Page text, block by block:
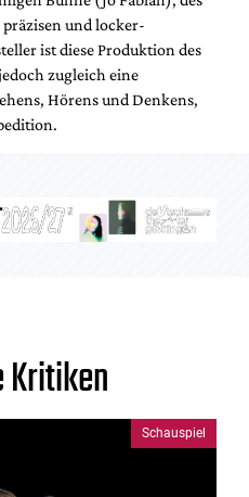
und locker-
ist diese Produktion des
zugleich eine
Hörens und Denkens,
Schauspiel